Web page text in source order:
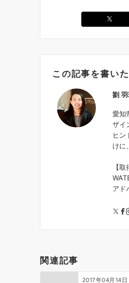
この記事を書い
劉
愛知
ザイ
ヒン
けに
【取
アド
関連記事
2017年04月14日